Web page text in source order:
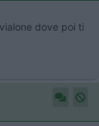
dove poi ti